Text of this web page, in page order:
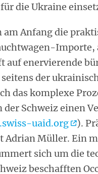
die Ukraine
Anfang die
Importe,
enervierende
der
das komplexe
Schweiz einen
uaid.org
).
Adrian Müller. Ein
sich um die
beschafften